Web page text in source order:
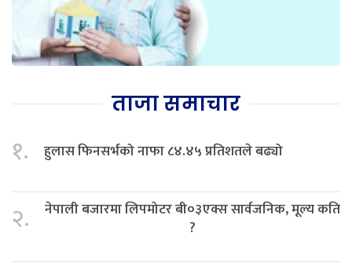
ताजा समाचार
१. हुलास फिनसर्भको नाफा ८४.४५ प्रतिशतले बढ्यो
२.
नेपाली बजारमा लिपमोटर बी०३एक्स सार्वजनिक, मूल्य कति
?